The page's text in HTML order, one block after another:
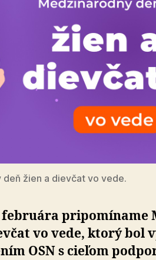
deň žien a dievčat vo vede.
februára pri­po­mí­na­me
vo vede, ktorý bol
OSN s cieľom